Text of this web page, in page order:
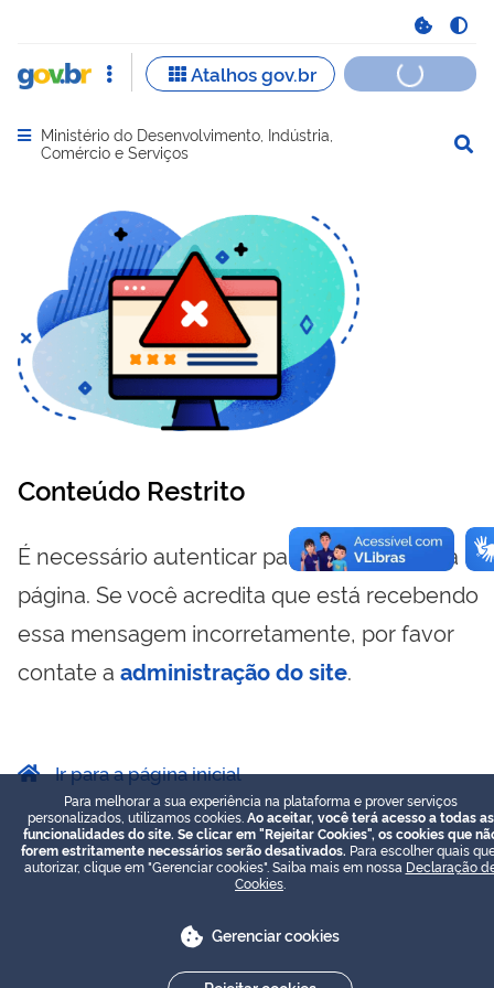
Abrir menu principal de navegação
Ministério do Desenvolvimento, Indústria,
Comércio e Serviços
Conteúdo Restrito
É necessário autenticar para visualizar essa
página. Se você acredita que está recebendo
essa mensagem incorretamente, por favor
contate a administração do site.
Ir para a página inicial
Para melhorar a sua experiência na plataforma e prover serviços
personalizados, utilizamos cookies. Ao aceitar, você terá acesso a todas as
funcionalidades do site. Se clicar em "Rejeitar Cookies", os cookies que
forem estritamente necessários serão desativados. Para escolher quais
autorizar, clique em "Gerenciar cookies". Saiba mais em nossa Declaração
Cookies
Gerenciar cookies